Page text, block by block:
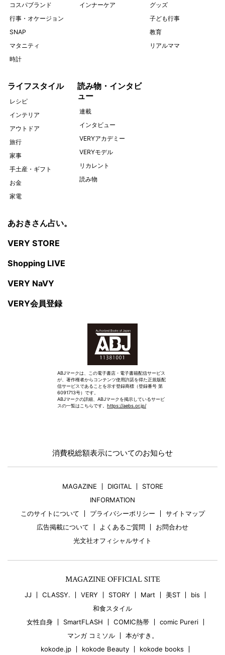
コスパブランド
行事・オケージョン
SNAP
マタニティ
時計
インナーケア
グッズ
子ども行事
教育
リアルママ
ライフスタイル
レシピ
インテリア
アウトドア
旅行
家事
手土産・ギフト
お金
家電
読み物・インタビ
ュー
連載
インタビュー
VERYアカデミー
VERYモデル
リカレント
読み物
あおきさん占い。
VERY STORE
Shopping LIVE
VERY NaVY
VERY会員登録
ABJマークは、この電子書店・電子書籍配信サービス
が、著作権者からコンテンツ使用許諾を得た正規版配
信サービスであることを示す登録商標（登録番号 第
6091713号）です。
ABJマークの詳細、ABJマークを掲示しているサービ
スの一覧はこちらです。 https://aebs.or.jp/
消費税総額表示についてのお知らせ
MAGAZINE DIGITAL
STORE
INFORMATION
このサイトについて
プライバシーポリシー
サイトマップ
広告掲載について
よくあるご質問
お問合わせ
光文社オフィシャルサイト
MAGAZINE OFFICIAL SITE
JJ CLASSY. VERY STORY Mart 美ST
bis
和食スタイル
女性自身
SmartFLASH COMIC熱帯
comic Pureri
マンガ コミソル
本がすき。
kokode.jp
kokode Beauty kokode books